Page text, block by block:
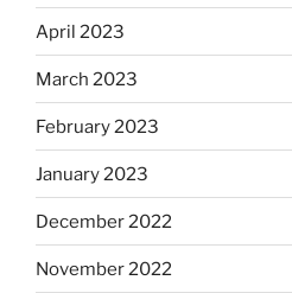
April 2023
March 2023
February 2023
January 2023
December 2022
November 2022